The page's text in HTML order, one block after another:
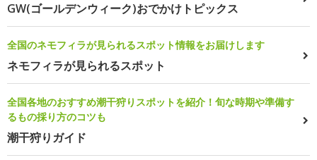
GW(ゴールデンウィーク)おでかけトピックス
全国のネモフィラが見られるスポット情報をお届けします
ネモフィラが見られるスポット
全国各地のおすすめ潮干狩りスポットを紹介！旬な時期や準備す
るもの採り方のコツも
潮干狩りガイド